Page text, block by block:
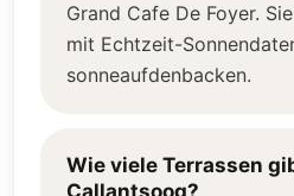
Grand Cafe De Foyer.
mit Echtzeit-
sonneaufdenbacken.
Wie viele Terrassen
Callantsoog?